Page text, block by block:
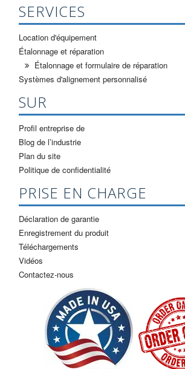
SERVICES
Location d'équipement
Étalonnage et réparation
Étalonnage et formulaire de réparation
Systèmes d'alignement personnalisé
SUR
Profil entreprise de
Blog de l’industrie
Plan du site
Politique de confidentialité
PRISE EN CHARGE
Déclaration de garantie
Enregistrement du produit
Téléchargements
Vidéos
Contactez-nous